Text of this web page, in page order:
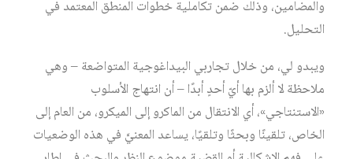
والمضامين، وذلك ضمن تكاملية خطوات المنطق المعتمد في
التحليل.
ويبدو لي، من خلال تجاربي البيداغوجية المتواضعة – وهي
ملاحظة لا ألزم بها أيّ أحدٍ أبدًا – أن انتهاج الأسلوب
«الاستنتاجي»، أي الانتقال من الماكرو إلى الميكرو، من العام إلى
الخاص، تلقينًا وبحثًا وتلقيًا، يساعد المعنيَّ في هذه الوضعيات